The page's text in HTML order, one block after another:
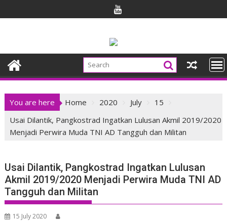
to
You are here Home 2020 July
15
Usai Dilantik, Pangkostrad Ingatkan Lulusan Akmil 2019/2020
Menjadi Perwira Muda TNI AD Tangguh dan Militan
Usai Dilantik, Pangkostrad Ingatkan Lulusan
Akmil 2019/2020 Menjadi Perwira Muda TNI AD
Tangguh dan Militan
15 July 2020